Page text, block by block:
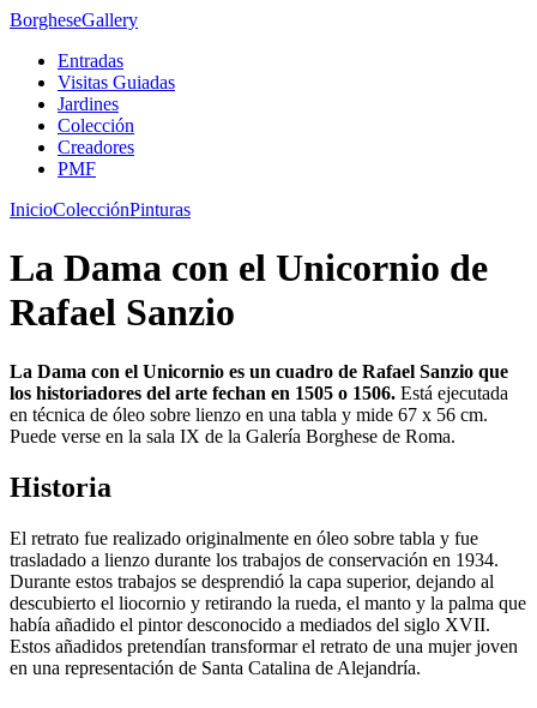
BorgheseGallery
Entradas
Visitas Guiadas
Jardines
Colección
Creadores
PMF
InicioColecciónPinturas
La Dama con el Unicornio de
Rafael Sanzio
La Dama con el Unicornio es un cuadro de Rafael Sanzio que
los historiadores del arte fechan en 1505 o 1506. Está ejecutada
en técnica de óleo sobre lienzo en una tabla y mide 67 x 56 cm.
Puede verse en la sala IX de la Galería Borghese de Roma.
Historia
El retrato fue realizado originalmente en óleo sobre tabla y fue
trasladado a lienzo durante los trabajos de conservación en 1934.
Durante estos trabajos se desprendió la capa superior, dejando al
descubierto el liocornio y retirando la rueda, el manto y la palma que
había añadido el pintor desconocido a mediados del siglo XVII.
Estos añadidos pretendían transformar el retrato de una mujer joven
en una representación de Santa Catalina de Alejandría.